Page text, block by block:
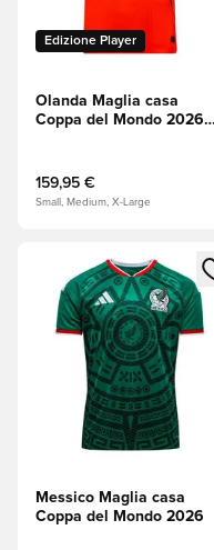
Edizione Player
Olanda Maglia casa
Coppa del Mondo 2026
159,95 €
Small, Medium, X-Large
Apre una finestra
Messico Maglia casa
Coppa del Mondo 2026